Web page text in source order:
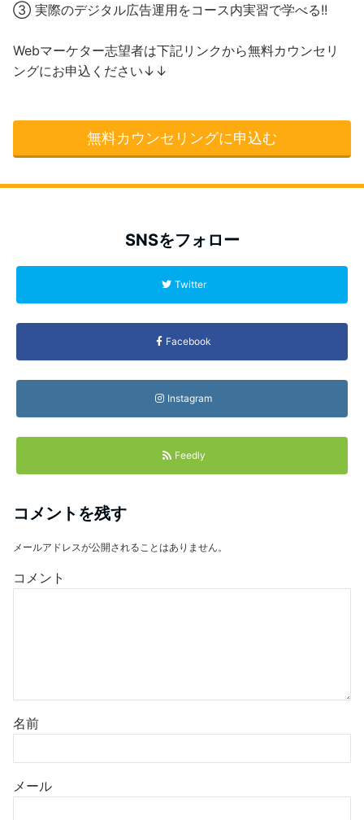
③ 実際のデジタル広告運用をコース内実習で学べる!!
Webマーケター志望者は下記リンクから無料カウンセリ
ングにお申込ください↓↓
無料カウンセリングに申込む
SNSをフォロー
Twitter
Facebook
Instagram
Feedly
コメントを残す
メールアドレスが公開されることはありません。
コメント
名前
メール